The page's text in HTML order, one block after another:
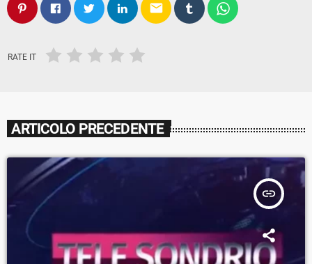
email
RATE IT
ARTICOLO PRECEDENTE
insert_link